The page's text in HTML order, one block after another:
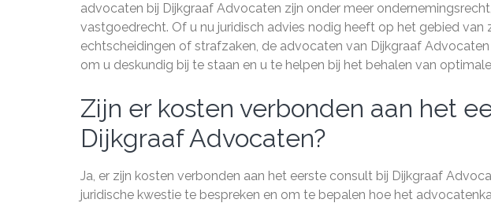
advocaten bij Dijkgraaf Advocaten zijn onder meer
vastgoedrecht. Of u nu juridisch advies nodig heeft op het gebied van
echtscheidingen of strafzaken, de advocaten van Dijkgraaf
om u deskundig bij te staan en u te helpen bij het behalen van
Zijn er kosten verbonden aan het
Dijkgraaf Advocaten?
Ja, er zijn kosten verbonden aan het eerste consult bij Dijkgraaf
juridische kwestie te bespreken en om te bepalen hoe het